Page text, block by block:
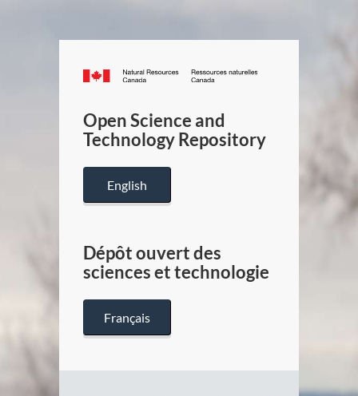
Canada.ca
/
Canada
Open Science and
Technology Repository
English
Dépôt ouvert des
sciences et technologie
Français